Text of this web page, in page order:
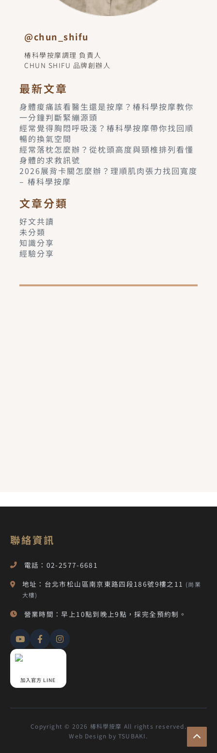
@chun_shifu
椿科學按摩調理 負責人
CHUN SHIFU 品牌創辦人
最新文章
身體痠痛該看醫生還是按摩？椿科學按摩教你
一分鐘判斷緊繃源頭
經常覺得胸悶呼吸淺？椿科學按摩帶你找回順
暢的換氣空間
經常落枕怎麼辦？從枕頭高度與頸椎排列看懂
身體的求救訊號
2026展背卡關怎麼辦？理順肌肉張力找回寬度
– 椿科學按摩
文章分類
好文共讀
未分類
知識分享
經驗分享
聯絡資訊
電話：02-2577-6681
地址：台北市松山區南京東路四段186號9樓之11 (尚業
大樓)
營業時間：早上10點到晚上9點，採完全預約制。
加入官方 LINE
Copyright © 2026 椿科學按摩 All rights reserved.
Web Design by TSUBAKI.